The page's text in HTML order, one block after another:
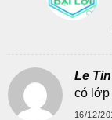
Le Tin
có lớp
16/12/